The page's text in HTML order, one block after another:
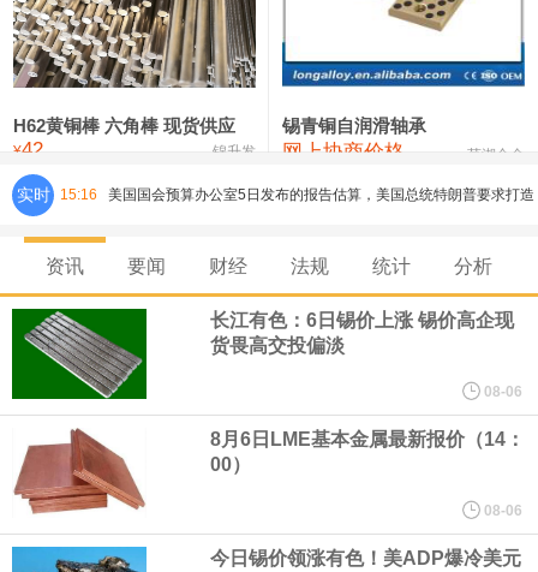
铸造铝合金锭(ZLD104) 24,100—24,300 24,200
压铸锌合金锭 26,250—26,450
氯化镍 38,300—40,300 39,300 0
H62黄铜棒 六角棒 现货供应
¥42 锦升发
锡青铜自润滑轴承
网上协商价格 芜湖合金
实时 15:16 美国国会预算办公室5日发布的报告估算，美国总统特朗普要求打造
的海军全新核动力“黄金舰队”可能需要在今后数十年间支出约2750
亿美元。其中，首艘“特朗普级”战列舰“无畏”号预估造价比原来至少
高50%。
芝加哥期权交易所全球市场公司（CBOE GLOBAL MARKETS
INC）：CBOE 欧洲清算所将于 8 月 24 日起，将证券融资交易清算
业务拓展至固定收益品类。
资讯 要闻 财经 法规 统计 分析
长江有色：6日锡价上涨 锡价高企现
货畏高交投偏淡
08-06
8月6日LME基本金属最新报价（14：
00）
08-06
今日锡价领涨有色！美ADP爆冷美元